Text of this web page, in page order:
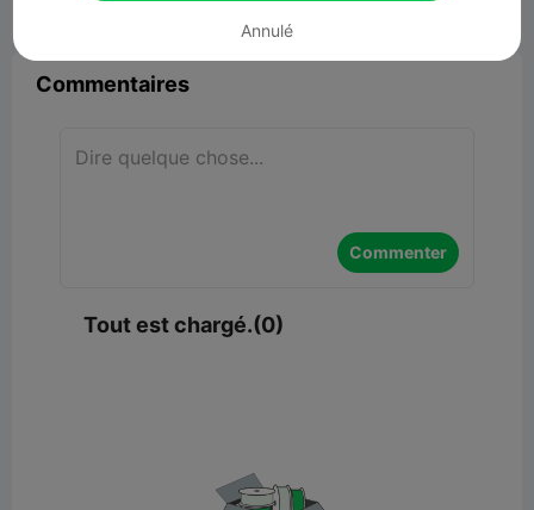
Commentaires
Commenter
Tout est chargé.(0)
Annulé